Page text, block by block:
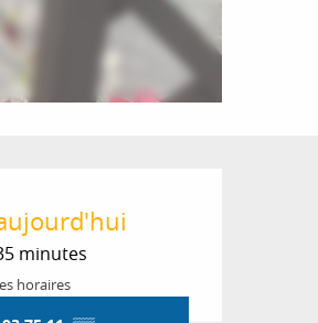
et
minutes
horaires